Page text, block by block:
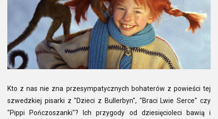
Kto z nas nie zna przesympatycznych bohaterów z powieści tej
szwedzkiej pisarki z "Dzieci z Bullerbyn", "Braci Lwie Serce" czy
"Pippi Pończoszanki"? Ich przygody od dziesięcioleci bawią i